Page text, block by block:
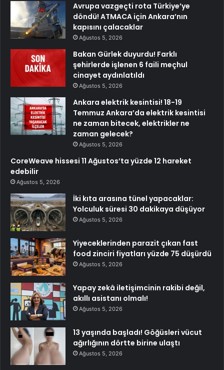
Avrupa vazgeçti rota Türkiye’ye
döndü! ATMACA için Ankara’nın
kapısını çalacaklar
Ağustos 5, 2026
Bakan Gürlek duyurdu! Farklı
şehirlerde işlenen 6 faili meçhul
cinayet aydınlatıldı
Ağustos 5, 2026
Ankara elektrik kesintisi! 18-19
Temmuz Ankara’da elektrik kesintisi
ne zaman bitecek, elektrikler ne
zaman gelecek?
Ağustos 5, 2026
CoreWeave hissesi 11 Ağustos’ta yüzde 12 hareket
edebilir
Ağustos 5, 2026
İki kıta arasına tünel yapacaklar:
Yolculuk süresi 30 dakikaya düşüyor
Ağustos 5, 2026
Yiyeceklerinden parazit çıkan fast
food zinciri fiyatları yüzde 75 düşürdü
Ağustos 5, 2026
Yapay zekâ iletişimcinin rakibi değil,
akıllı asistanı olmalı!
Ağustos 5, 2026
13 yaşında başladı! Göğüsleri vücut
ağırlığının dörtte birine ulaştı
Ağustos 5, 2026